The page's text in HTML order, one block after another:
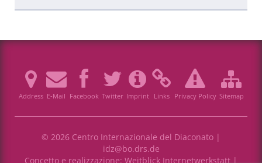
Address E-Mail Facebook Twitter Imprint Links Privacy Policy Sitemap
© 2026 Centro Internazionale del Diaconato |
idz@bo.drs.de
Concetto e realizzazione: Weitblick Internetwerkstatt |